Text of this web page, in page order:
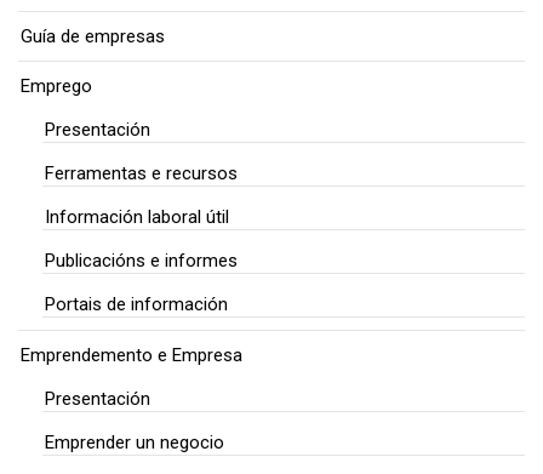
Guía de empresas
Emprego
Presentación
Ferramentas e recursos
Información laboral útil
Publicacións e informes
Portais de información
Emprendemento e Empresa
Presentación
Emprender un negocio